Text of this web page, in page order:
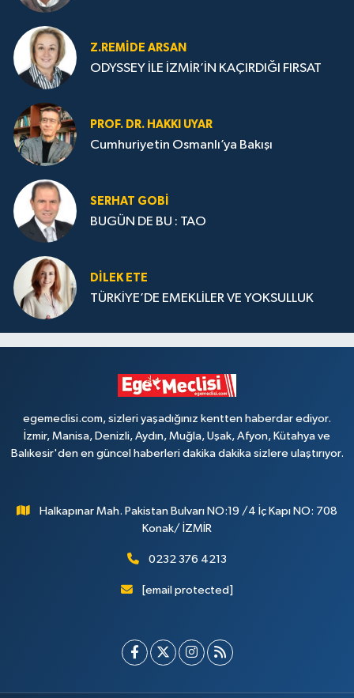
Z.REMIDE ARSAN
ODYSSEY İLE İZMİR’İN KAÇIRDIĞI FIRSAT
PROF. DR. HAKKI UYAR
Cumhuriyetin Osmanlı’ya Bakışı
SERHAT GOBİ
BUGÜN DE BU : TAO
DILEK ETE
TÜRKİYE’DE EMEKLİLER VE YOKSULLUK
egemeclisi.com, sizleri yaşadığınız kentten haberdar ediyor.
İzmir, Manisa, Denizli, Aydın, Muğla, Uşak, Afyon, Kütahya ve
Balıkesir'den en güncel haberleri dakika dakika sizlere ulaştırıyor.
Halkapınar Mah. Pakistan Bulvarı NO:19 /4 İç Kapı NO: 708
Konak/ İZMİR
0232 376 4213
[email protected]